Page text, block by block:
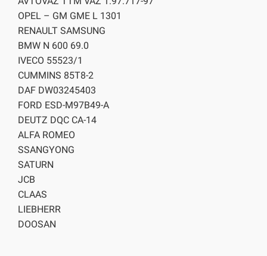
OPEL – GM GME L 1301
RENAULT SAMSUNG
BMW N 600 69.0
IVECO 55523/1
CUMMINS 85T8-2
DAF DW03245403
FORD ESD-M97B49-A
DEUTZ DQC CA-14
ALFA ROMEO
SSANGYONG
SATURN
JCB
CLAAS
LIEBHERR
DOOSAN